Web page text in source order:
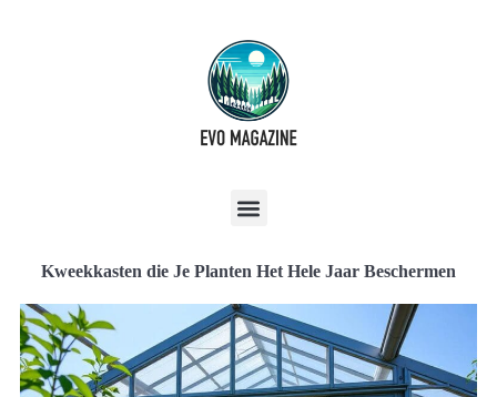
Kweekkasten die Je Planten Het Hele Jaar Beschermen